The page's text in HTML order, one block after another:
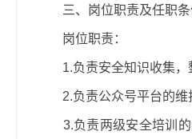
三、岗位职责及任职条
岗位职责：
1.负责安全知识收集，
2.负责公众号平台的维
3.负责两级安全培训的